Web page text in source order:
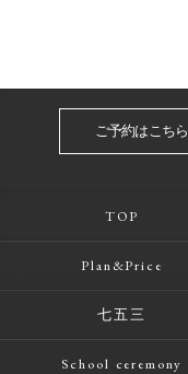
ご予約はこちら
TOP
Plan&Price
七五三
School ceremony